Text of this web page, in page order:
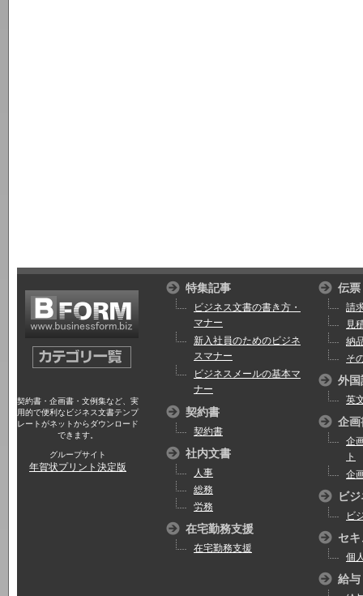
契約書・企画書・文例集など、実
用的で便利なビジネス文書テンプ
レートがネットからダウンロード
できます。
グループサイト
年賀状プリント決定版
特集記事
ビジネス文書の書き方・
マナー
新入社員のためのビジネ
スマナー
ビジネスメールの基本マ
ナー
契約書
契約書
社内文書
人事
総務
労務
在宅勤務支援
在宅勤務支援
伝票
請
見
納
そ
外国
英
企画
企
ト
企
ビ
ビ
セ
個
給与